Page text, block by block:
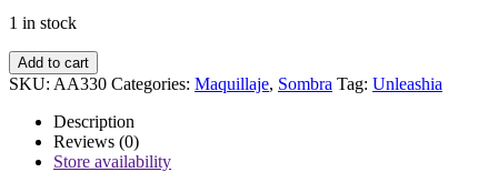
1 in stock
Unleashia
-
Easy
Glitter
Stick
Add to cart
SKU: AA330 Categories: Maquillaje, Sombra Tag: Unleashia
Description
Reviews (0)
Store availability